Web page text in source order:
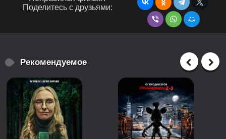
Поделитесь с друзьями:
Рекомендуемое